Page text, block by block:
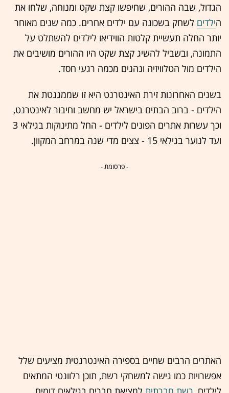
הגדול, שבה ההורים, שחיפשו קצת שקט ומנוחה, שלחו את
הילדים לשחק בשכונה עם ילדים אחרים. כמה שנים מאוחר
יותר החלה תעשיית קלטות הווידיאו לילדים להשתלט על
התמונה, ובשביל להשיג קצת שקט היו ההורים מושיבים את
הילדים מול הטלוויזיה ונהנים מכמה רגעי חסד.
בשנים האחרונות זירת האינטרנט היא זו שממגנטת את
הילדים - ברוב הבתים בישראל יש מחשב וחיבור לאינטרנט,
וכך עשרות אתרים הפונים לילדים - החל מתינוקות בגילאי 3
ועד לנוער בגילאי 15 - צצים מדי שנה במרחב המקוון.
- פרסומת -
האתרים הרבים שחיים בספירה האינטרנטית מציעים שלל
אפשרויות כמו גישה למשחקי רשת, תוכן רלוונטי המתאים